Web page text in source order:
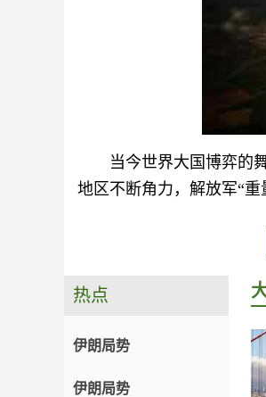
当今世界大国博弈的
地区不断角力，解放军“重
热点
伊朗局势
伊朗局势